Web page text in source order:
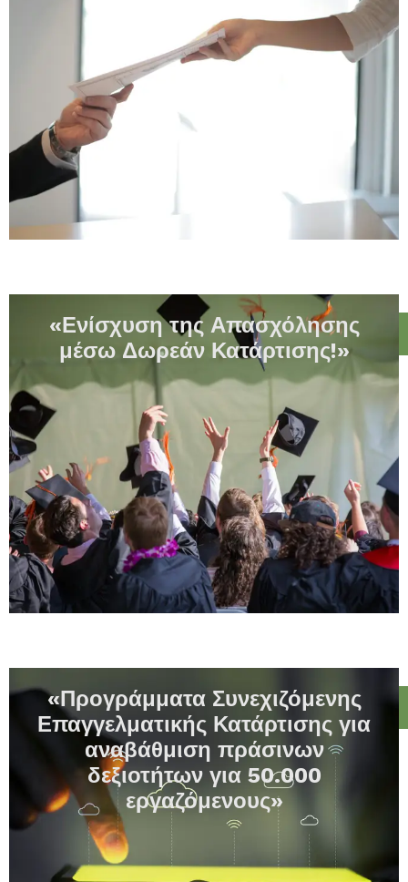
«Ενίσχυση της Απασχόλησης
μέσω Δωρεάν Κατάρτισης!»
«Προγράμματα Συνεχιζόμενης
Επαγγελματικής Κατάρτισης για
αναβάθμιση πράσινων
δεξιοτήτων για 50.000
εργαζόμενους»